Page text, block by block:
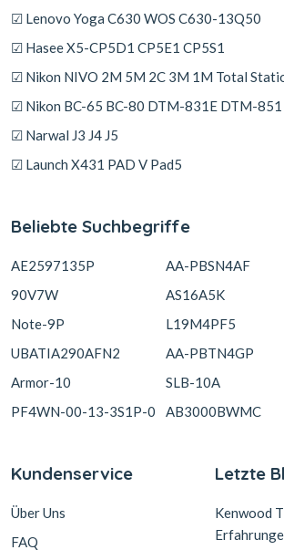
☑ Lenovo Yoga C630 WOS C630-13Q50
☑ Hasee X5-CP5D1 CP5E1 CP5S1
☑ Nikon NIVO 2M 5M 2C 3M 1M Total
☑ Nikon BC-65 BC-80 DTM-831E DTM-
☑ Narwal J3 J4 J5
☑ Launch X431 PAD V Pad5
Beliebte Suchbegriffe
AE2597135P
90V7W
Note-9P
UBATIA290AFN2
Armor-10
PF4WN-00-13-3S1P-0
AA-PBSN4AF
AS16A5K
L19M4PF5
AA-PBTN4GP
SLB-10A
AB3000BWMC
Kundenservice
Über Uns
FAQ
Letzte
Kenwood